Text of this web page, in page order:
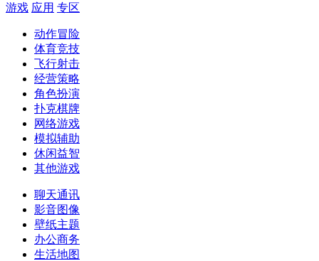
游戏 应用 专区
动作冒险
体育竞技
飞行射击
经营策略
角色扮演
扑克棋牌
网络游戏
模拟辅助
休闲益智
其他游戏
聊天通讯
影音图像
壁纸主题
办公商务
生活地图